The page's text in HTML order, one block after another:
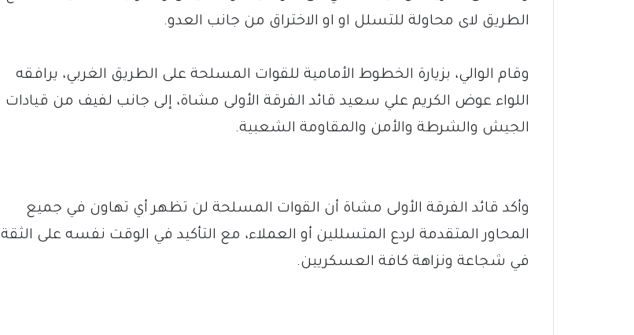
الطريق لاى محاولة للتسلل او او الاختراق من جانب العدو.
وقام الوالي، بزيارة الخطوط الأمامية للقوات المسلحة على الطريق الغربي، يرافقه
اللواء عوض الكريم علي سعيد قائد الفرقة الأولى مشاة، إلى جانب لفيف من قيادات
الجيش والشرطة والأمن والمقاومة الشعبية.
وأكد قائد الفرقة الأولى مشاة أن القوات المسلحة لن تظهر أي تهاون في جميع
المحاور المتقدمة لردع المتسللين أو العملاء، مع التأكيد في الوقت نفسه على الثقة
في شجاعة ونزاهة كافة العسكريين.